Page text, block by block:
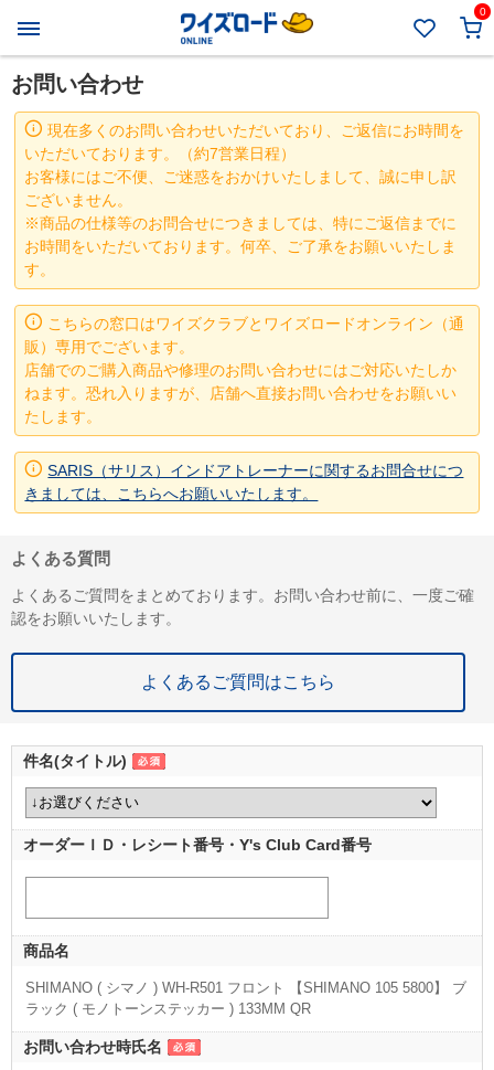
0
お問い合わせ
現在多くのお問い合わせいただいており、ご返信にお時間を
いただいております。（約7営業日程）
お客様にはご不便、ご迷惑をおかけいたしまして、誠に申し訳
ございません。
※商品の仕様等のお問合せにつきましては、特にご返信までに
お時間をいただいております。何卒、ご了承をお願いいたしま
す。
こちらの窓口はワイズクラブとワイズロードオンライン（通
販）専用でございます。
店舗でのご購入商品や修理のお問い合わせにはご対応いたしか
ねます。恐れ入りますが、店舗へ直接お問い合わせをお願いい
たします。
SARIS（サリス）インドアトレーナーに関するお問合せにつ
きましては、こちらへお願いいたします。
よくある質問
よくあるご質問をまとめております。お問い合わせ前に、一度ご確
認をお願いいたします。
よくあるご質問はこちら
件名(タイトル)
オーダーＩＤ・レシート番号・Y's Club Card番号
商品名
SHIMANO ( シマノ ) WH-R501 フロント 【SHIMANO 105 5800】 ブ
ラック ( モノトーンステッカー ) 133MM QR
（133MM QR ( 622x15C ) ［対応タイヤサイズ:19-28C ]）
お問い合わせ時氏名